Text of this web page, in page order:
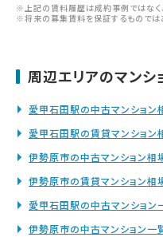
※上記の賃料履歴は成約事例ではなく
※将来の募集賃料を保証するものでは
周辺エリアのマンシ
愛甲石田駅の中古マンション
愛甲石田駅の賃貸マンション
伊勢原市の中古マンション相
伊勢原市の賃貸マンション相
愛甲石田駅の中古マンション
伊勢原市の中古マンション一